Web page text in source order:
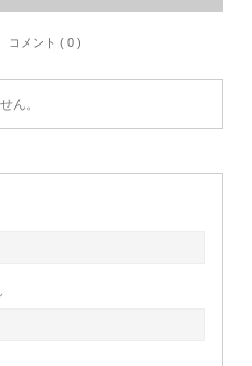
コメント ( 0 )
ん。